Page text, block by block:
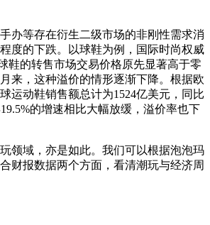
办等存在衍生二级市场的非刚性需求消
度的下跌。以球鞋为例，国际时尚权威
鞋的转售市场交易价格原先显著高于零
来，这种溢价的情形逐渐下降。根据欧
运动鞋销售额总计为1524亿美元，同比
的增速相比大幅放缓，溢价率也下
领域，亦是如此。我们可以根据泡泡玛
财报数据两个方面，看清潮玩与经济周